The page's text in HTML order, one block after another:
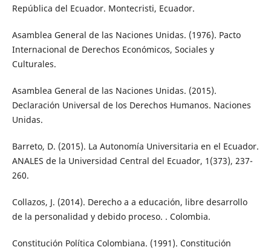
República del Ecuador. Montecristi, Ecuador.
Asamblea General de las Naciones Unidas. (1976). Pacto
Internacional de Derechos Económicos, Sociales y
Culturales.
Asamblea General de las Naciones Unidas. (2015).
Declaración Universal de los Derechos Humanos. Naciones
Unidas.
Barreto, D. (2015). La Autonomía Universitaria en el Ecuador.
ANALES de la Universidad Central del Ecuador, 1(373), 237-
260.
Collazos, J. (2014). Derecho a a educación, libre desarrollo
de la personalidad y debido proceso. . Colombia.
Constitución Política Colombiana. (1991). Constitución